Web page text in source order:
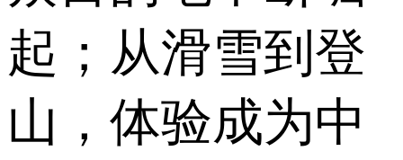
起；从滑雪到登
山，体验成为中